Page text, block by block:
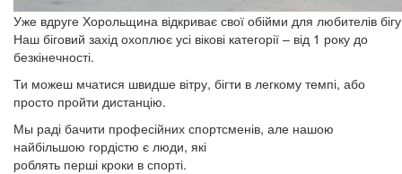
Уже вдруге Хорольщина відкриває свої обійми для любителів бігу
Наш біговий захід охоплює усі вікові категорії – від 1 року до
безкінечності.
Ти можеш мчатися швидше вітру, бігти в легкому темпі, або
просто пройти дистанцію.
Мы раді бачити професійних спортсменів, але нашою
найбільшою гордістю є люди, які
роблять перші кроки в спорті.